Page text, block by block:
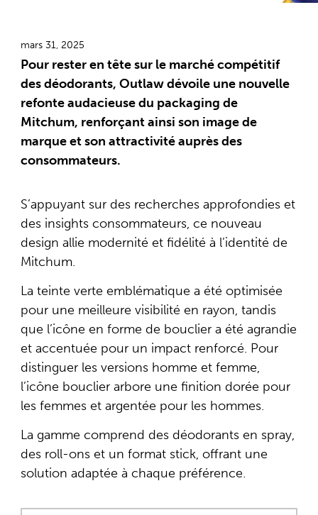
mars 31, 2025
Pour rester en tête sur le marché compétitif
des déodorants, Outlaw dévoile une nouvelle
refonte audacieuse du packaging de
Mitchum, renforçant ainsi son image de
marque et son attractivité auprès des
consommateurs.
S’appuyant sur des recherches approfondies et
des insights consommateurs, ce nouveau
design allie modernité et fidélité à l’identité de
Mitchum.
La teinte verte emblématique a été optimisée
pour une meilleure visibilité en rayon, tandis
que l’icône en forme de bouclier a été agrandie
et accentuée pour un impact renforcé. Pour
distinguer les versions homme et femme,
l’icône bouclier arbore une finition dorée pour
les femmes et argentée pour les hommes.
La gamme comprend des déodorants en spray,
des roll-ons et un format stick, offrant une
solution adaptée à chaque préférence.